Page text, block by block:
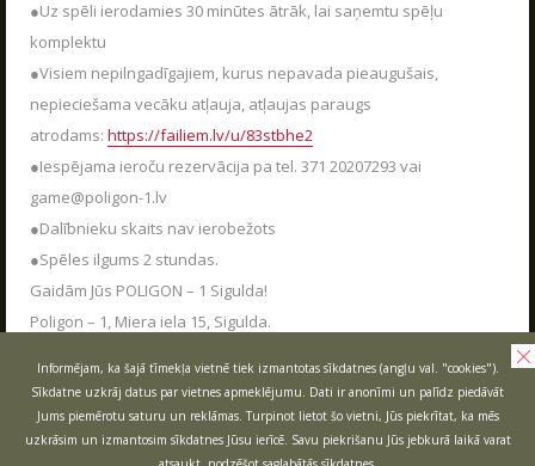
●Uz spēli ierodamies 30 minūtes ātrāk, lai saņemtu spēļu
komplektu
●Visiem nepilngadīgajiem, kurus nepavada pieaugušais,
nepieciešama vecāku atļauja, atļaujas paraugs
atrodams: https://failiem.lv/u/83stbhe2
●Iespējama ieroču rezervācija pa tel. 371 20207293 vai
game@poligon-1.lv
●Dalībnieku skaits nav ierobežots
●Spēles ilgums 2 stundas.
Gaidām Jūs POLIGON – 1 Sigulda!
Poligon – 1, Miera iela 15, Sigulda.
AIZVĒRT
LV RU EN
RĪKOJAM PASĀKUMUS ARĪ ZIEMĀ!
04.12.2025
Poligon 1 aktīvās atpūtas parks strādā visu
sezonu.
Informējam, ka šajā tīmekļa vietnē tiek izmantotas sīkdatnes (angļu val. "cookies").
Sīkdatne uzkrāj datus par vietnes apmeklējumu. Dati ir anonīmi un palīdz piedāvāt
Jums piemērotu saturu un reklāmas. Turpinot lietot šo vietni, Jūs piekrītat, ka mēs
uzkrāsim un izmantosim sīkdatnes Jūsu ierīcē. Savu piekrišanu Jūs jebkurā laikā varat